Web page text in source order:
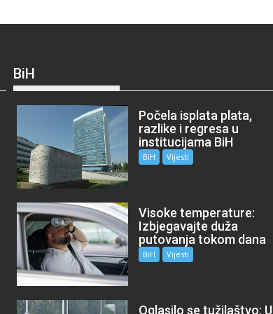
BiH
Počela isplata plata,
razlike i regresa u
institucijama BiH
BiH Vijesti
Visoke temperature:
Izbjegavajte duža
putovanja tokom dana
BiH Vijesti
Oglasilo se tužilaštvo: U